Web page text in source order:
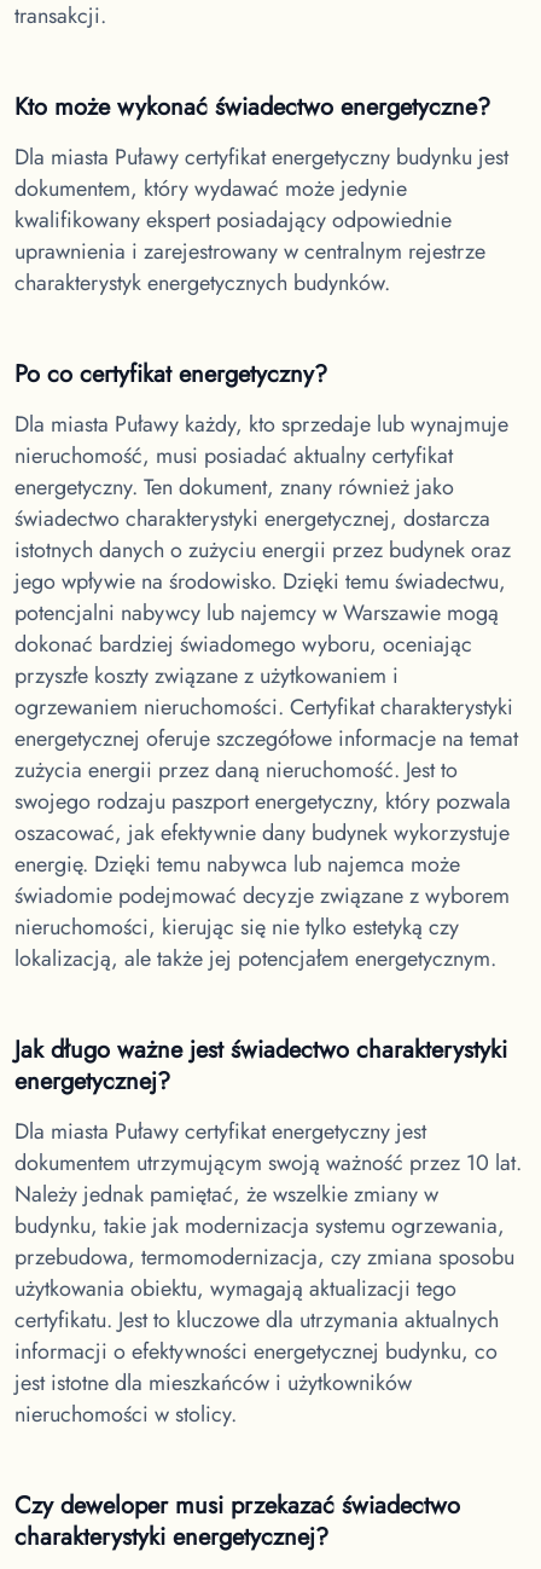
transakcji.
Kto może wykonać świadectwo energetyczne?
Dla miasta Puławycertyfikat energetyczny budynku jest
dokumentem, który wydawać może jedynie
kwalifikowany ekspert posiadający odpowiednie
uprawnienia i zarejestrowany w centralnym rejestrze
charakterystyk energetycznych budynków.
Po co certyfikat energetyczny?
Dla miasta Puławy każdy, kto sprzedaje lub wynajmuje
nieruchomość, musi posiadać aktualny certyfikat
energetyczny. Ten dokument, znany również jako
świadectwo charakterystyki energetycznej, dostarcza
istotnych danych o zużyciu energii przez budynek oraz
jego wpływie na środowisko. Dzięki temu świadectwu,
potencjalni nabywcy lub najemcy w Warszawie mogą
dokonać bardziej świadomego wyboru, oceniając
przyszłe koszty związane z użytkowaniem i
ogrzewaniem nieruchomości. Certyfikat charakterystyki
energetycznej oferuje szczegółowe informacje na temat
zużycia energii przez daną nieruchomość. Jest to
swojego rodzaju paszport energetyczny, który pozwala
oszacować, jak efektywnie dany budynek wykorzystuje
energię. Dzięki temu nabywca lub najemca może
świadomie podejmować decyzje związane z wyborem
nieruchomości, kierując się nie tylko estetyką czy
lokalizacją, ale także jej potencjałem energetycznym.
Jak długo ważne jest świadectwo charakterystyki
energetycznej?
Dla miasta Puławycertyfikat energetyczny jest
dokumentem utrzymującym swoją ważność przez 10 lat.
Należy jednak pamiętać, że wszelkie zmiany w
budynku, takie jak modernizacja systemu ogrzewania,
przebudowa, termomodernizacja, czy zmiana sposobu
użytkowania obiektu, wymagają aktualizacji tego
certyfikatu. Jest to kluczowe dla utrzymania aktualnych
informacji o efektywności energetycznej budynku, co
jest istotne dla mieszkańców i użytkowników
nieruchomości w stolicy.
Czy deweloper musi przekazać świadectwo
charakterystyki energetycznej?